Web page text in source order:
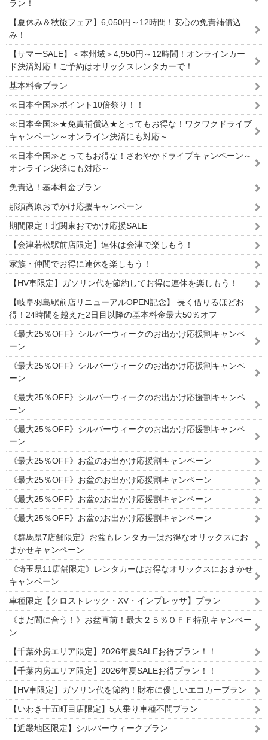
ラン！
【夏休み＆秋旅フェア】6,050円～12時間！安心の免責補償込
み！
【サマーSALE】＜本州域＞4,950円～12時間！オンラインカー
ド決済対応！ご予約はオリックスレンタカーで！
基本料金プラン
≪日本全国≫ポイント10倍祭り！！
≪日本全国≫★免責補償込★とってもお得な！ワクワクドライブ
キャンペーン～オンライン決済にも対応～
≪日本全国≫とってもお得な！さわやかドライブキャンペーン～
オンライン決済にも対応～
免責込！基本料金プラン
那須高原おでかけ応援キャンペーン
期間限定！北関東おでかけ応援SALE
【会津若松駅前店限定】連休は会津で楽しもう！
家族・仲間でお得に連休を楽しもう！
【HV車限定】ガソリン代を節約してお得に連休を楽しもう！
【岐阜羽島駅前店リニューアルOPEN記念】 長く借りるほどお
得！24時間を越えた2日目以降の基本料金最大50％オフ
《最大25％OFF》シルバーウィークのお出かけ応援割キャンペ
ーン
《最大25％OFF》シルバーウィークのお出かけ応援割キャンペ
ーン
《最大25％OFF》シルバーウィークのお出かけ応援割キャンペ
ーン
《最大25％OFF》シルバーウィークのお出かけ応援割キャンペ
ーン
《最大25％OFF》お盆のお出かけ応援割キャンペーン
《最大25％OFF》お盆のお出かけ応援割キャンペーン
《最大25％OFF》お盆のお出かけ応援割キャンペーン
《最大25％OFF》お盆のお出かけ応援割キャンペーン
《群馬県7店舗限定》お盆もレンタカーはお得なオリックスにお
まかせキャンペーン
《埼玉県11店舗限定》レンタカーはお得なオリックスにおまかせ
キャンペーン
車種限定【クロストレック・XV・インプレッサ】プラン
《まだ間に合う！》お盆直前！最大２５％ＯＦＦ特別キャンペー
ン
【千葉外房エリア限定】2026年夏SALEお得プラン！！
【千葉内房エリア限定】2026年夏SALEお得プラン！！
【HV車限定】ガソリン代を節約！財布に優しいエコカープラン
【いわき十五町目店限定】5人乗り車種不問プラン
【近畿地区限定】シルバーウィークプラン